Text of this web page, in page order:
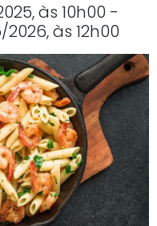
às 10h00 -
às 12h00